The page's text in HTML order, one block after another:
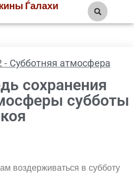
Ѓалахи
- Субботняя атмосфера
сохранения
субботы
воздерживаться в субботу